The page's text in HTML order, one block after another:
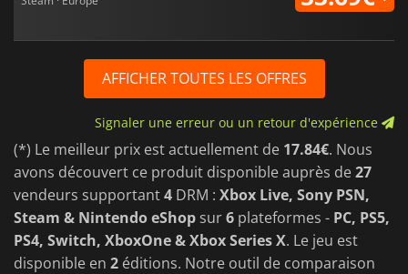
AFFICHER TOUTES LES OFFRES
Signaler une erreur ou un retour d'expérience
(*) Le meilleur prix est actuellement de 17.84€. Nous
avons découvert ce produit disponible auprès de27
vendeurs supportant4 DRM : Xbox Live, Sony PSN,
Steam & Nintendo eShop sur6 plateformes - PC, PS5,
PS4, Switch, XboxOne & Xbox Series X. Le jeu est
disponible en 2 éditions. Notre outil de comparaison